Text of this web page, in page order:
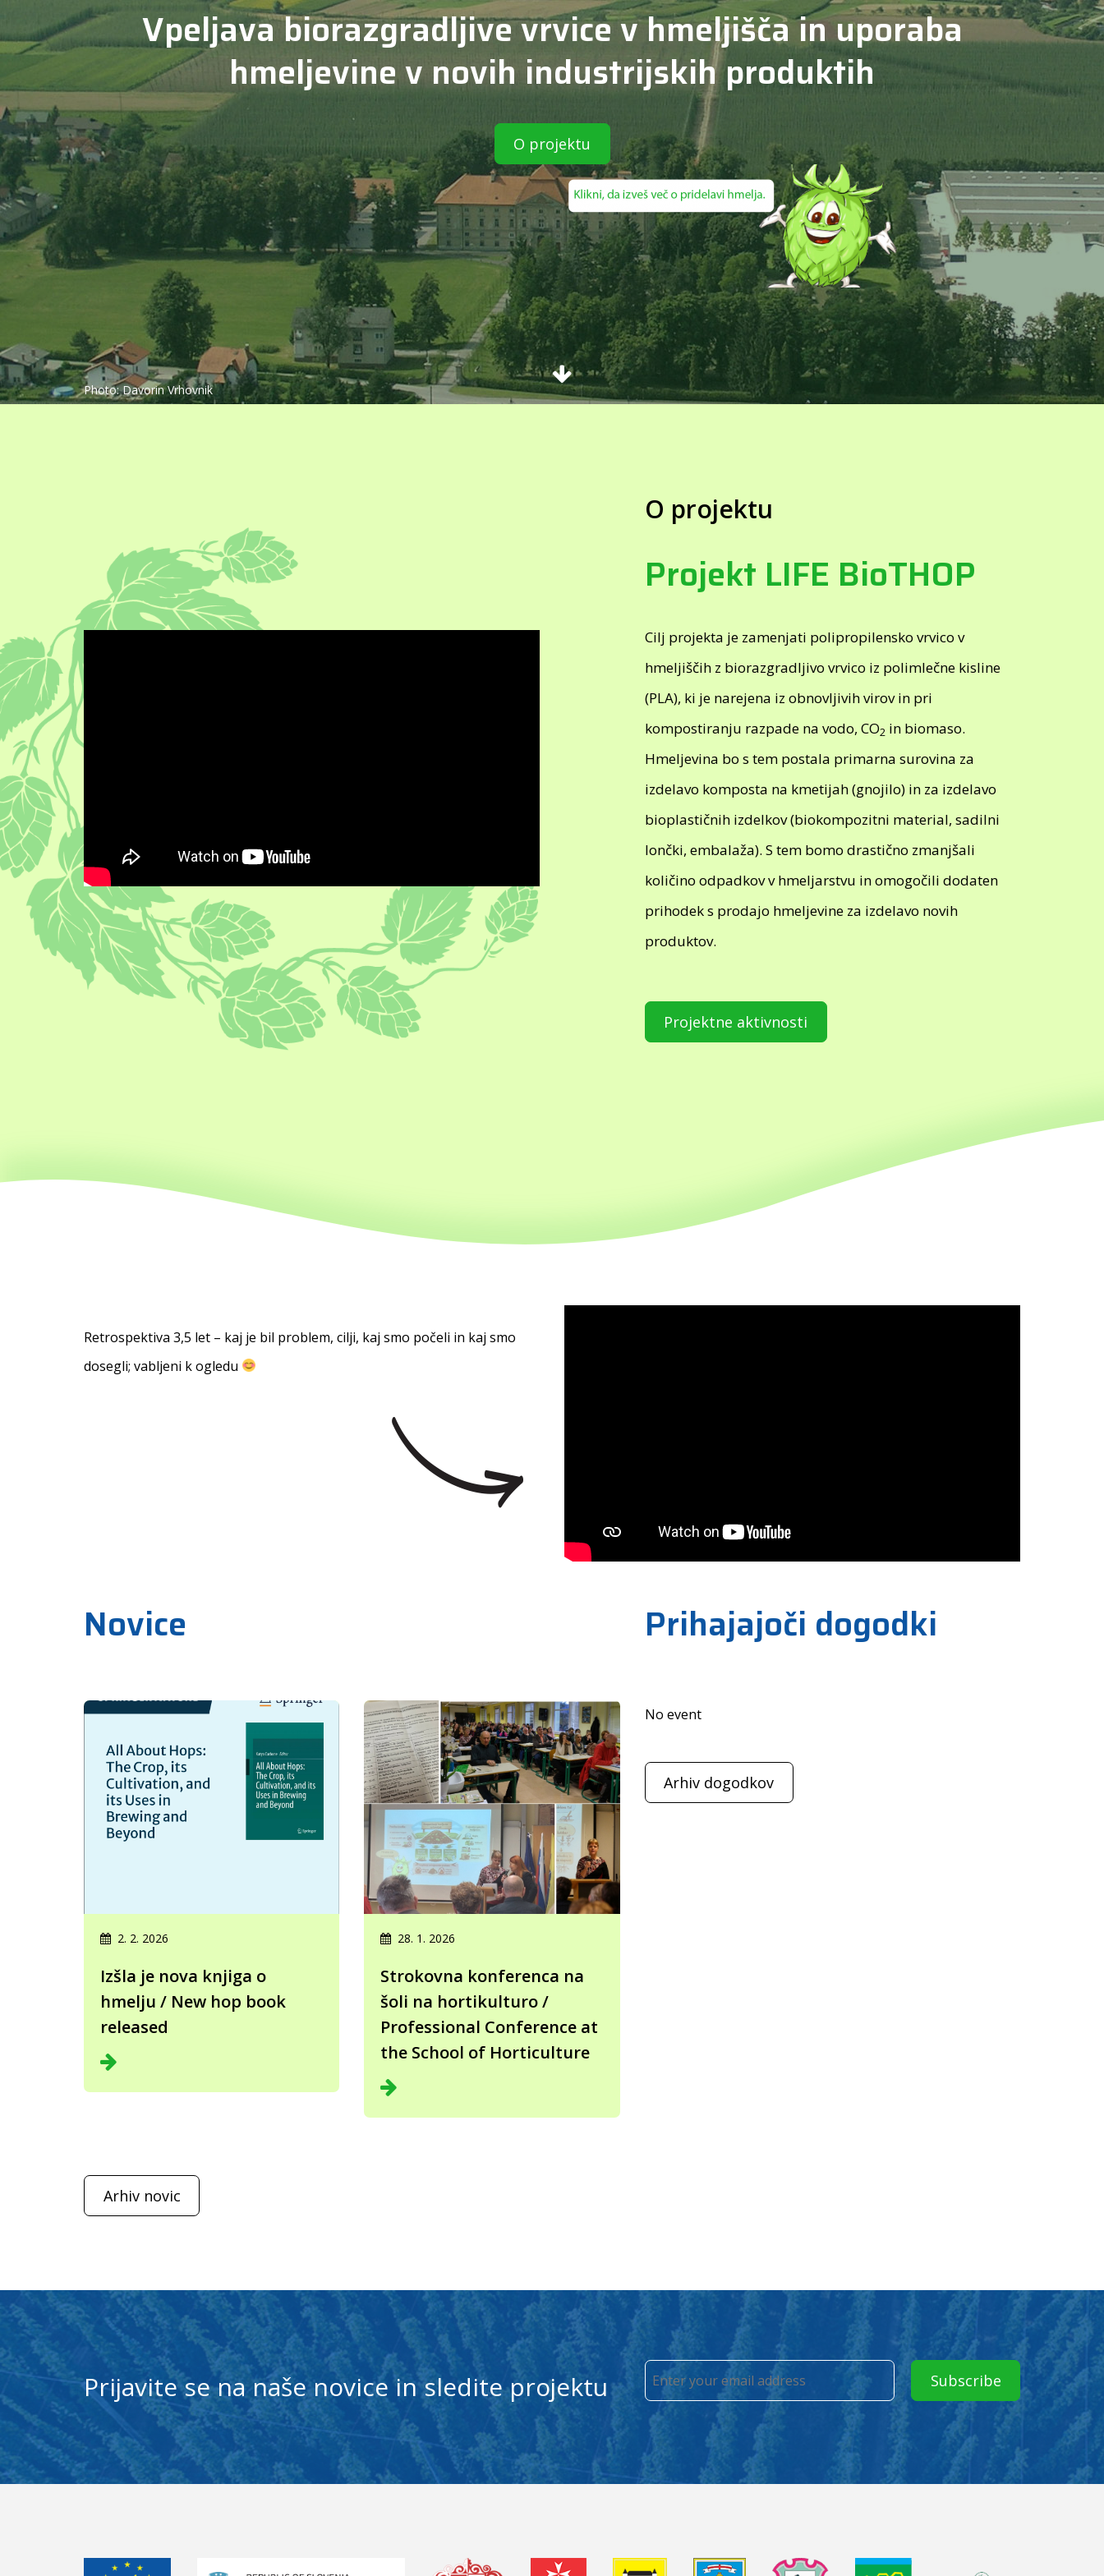
Vpeljava biorazgradljive vrvice v hmeljišča in uporaba
hmeljevine v novih industrijskih produktih
O projektu
O projektu
Projekt LIFE BioTHOP
Cilj projekta je zamenjati polipropilensko vrvico v
hmeljiščih z biorazgradljivo vrvico iz polimlečne kisline
(PLA), ki je narejena iz obnovljivih virov in pri
kompostiranju razpade na vodo, CO2 in biomaso.
Hmeljevina bo s tem postala primarna surovina za
izdelavo komposta na kmetijah (gnojilo) in za izdelavo
bioplastičnih izdelkov (biokompozitni material, sadilni
lončki, embalaža). S tem bomo drastično zmanjšali
količino odpadkov v hmeljarstvu in omogočili dodaten
prihodek s prodajo hmeljevine za izdelavo novih
produktov.
Projektne aktivnosti
Retrospektiva 3,5 let – kaj je bil problem, cilji, kaj smo počeli in kaj smo
dosegli; vabljeni k ogledu
Novice
2. 2. 2026
Izšla je nova knjiga o
hmelju / New hop book
released
28. 1. 2026
Strokovna konferenca na
šoli na hortikulturo /
Professional Conference at
the School of Horticulture
Arhiv novic
Prihajajoči dogodki
No event
Arhiv dogodkov
Prijavite se na naše novice in sledite projektu Subscribe